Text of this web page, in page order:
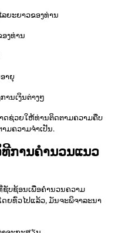
ຍະຍາວຂອງທ່ານ
ງທ່ານ
າຍຸ
ານເງິນຕ່າງໆ
າດຊ່ວຍໃຫ້ທ່ານຕິດຕາມຄວາມຄືບ
ມຄວາມຈຳເປັນ.
ທີການຄຳນວນແນວ
ຊັບຊ້ອນເພື່ອຄຳນວນຄວາມ
ຍທົ່ວໄປແລ້ວ, ມັນຈະພິຈາລະນາ